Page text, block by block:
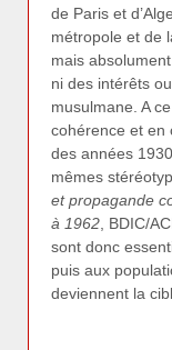
de Paris et
métropole et de
mais
ni des intérêts
musulmane. A
cohérence et en
des années
mêmes
et propagande
à 1962 , BDIC/
sont donc
puis aux
deviennent la